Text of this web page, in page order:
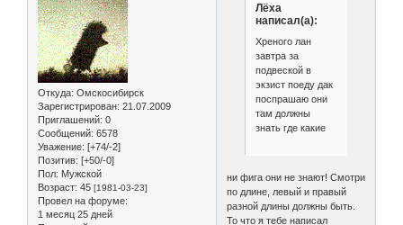
Откуда: Омскосибирск
Зарегистрирован: 21.07.2009
Приглашений: 0
Сообщений: 6578
Уважение: [+74/-2]
Позитив: [+50/-0]
Пол: Мужской
Возраст: 45 [1981-03-23]
Провел на форуме:
1 месяц 25 дней
Лёха
написал(а):
Хреного лан
завтра за
подвеской в
экзист поеду дак
поспрашаю они
там должны
знать где какие
ни фига они не знают! Смотри
по длине, левый и правый
разной длины должны быть.
То что я тебе написал